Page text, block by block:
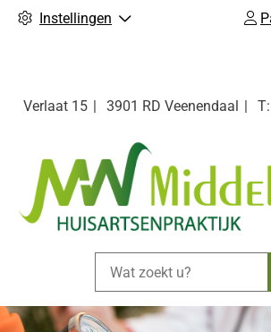
Instellingen
Verlaat 15 3901 RD Veenendaal